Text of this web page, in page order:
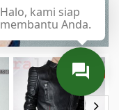
Halo, kami siap
membantu Anda.